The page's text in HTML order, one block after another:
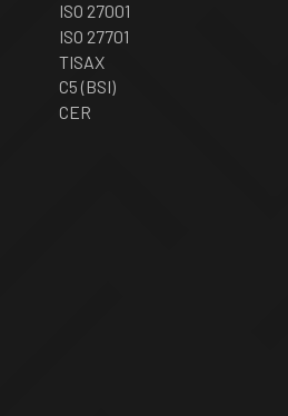
ISO 27001
ISO 27701
TISAX
C5 (BSI)
CER